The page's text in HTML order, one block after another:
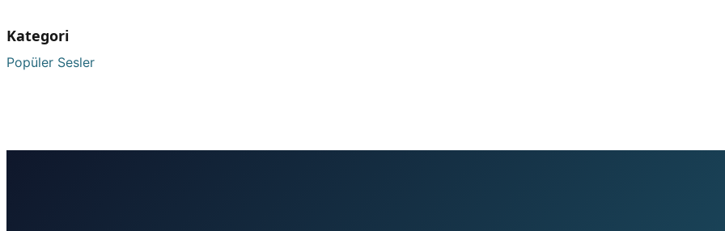
Kategori
Popüler Sesler